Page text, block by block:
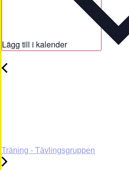
Lägg till i kalender
Träning - Tävlingsgruppen